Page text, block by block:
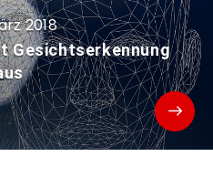
2018